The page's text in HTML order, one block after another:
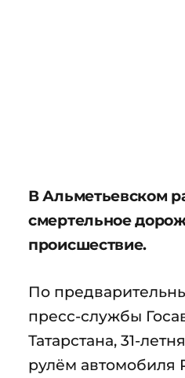
В Альметьевском
смертельное
происшествие.
По
пресс-службы
Татарстана, 31-
рулём автомобиля